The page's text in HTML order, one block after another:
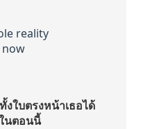
reality
now
งใบตรงหน้าเธอได้
นตอนนี้